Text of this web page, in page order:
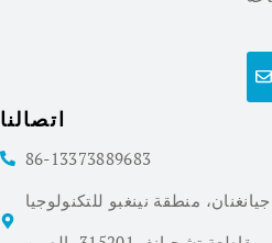
اتصالنا
86-13373889683
طريق جيانغنان، منطقة نينغبو للتكنولوجيا